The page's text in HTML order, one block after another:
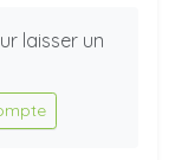
laisser un